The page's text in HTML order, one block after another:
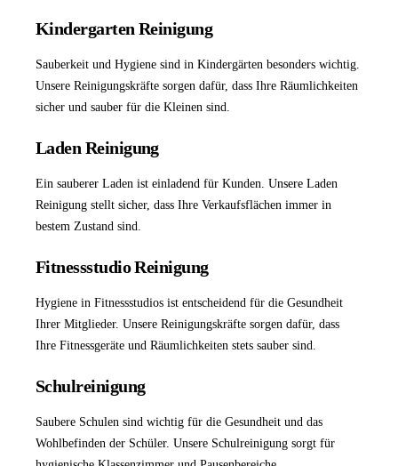
Kindergarten Reinigung
Sauberkeit und Hygiene sind in Kindergärten besonders wichtig.
Unsere Reinigungskräfte sorgen dafür, dass Ihre Räumlichkeiten
sicher und sauber für die Kleinen sind.
Laden Reinigung
Ein sauberer Laden ist einladend für Kunden. Unsere Laden
Reinigung stellt sicher, dass Ihre Verkaufsflächen immer in
bestem Zustand sind.
Fitnessstudio Reinigung
Hygiene in Fitnessstudios ist entscheidend für die Gesundheit
Ihrer Mitglieder. Unsere Reinigungskräfte sorgen dafür, dass
Ihre Fitnessgeräte und Räumlichkeiten stets sauber sind.
Schulreinigung
Saubere Schulen sind wichtig für die Gesundheit und das
Wohlbefinden der Schüler. Unsere Schulreinigung sorgt für